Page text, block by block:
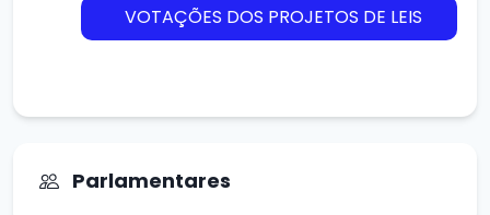
VOTAÇÕES DOS PROJETOS DE LEIS
Parlamentares